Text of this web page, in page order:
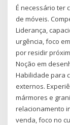
É necessário ter
de móveis.
Liderança,
urgência, foco
por residir
Noção em
Habilidade para
externos.
mármores e
relacionamento
venda, foco no